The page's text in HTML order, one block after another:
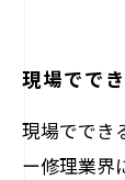
現場でで
現場ででき
ー修理業界